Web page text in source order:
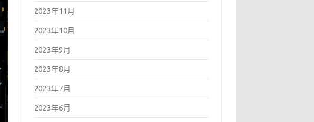
2023年11月
2023年10月
2023年9月
2023年8月
2023年7月
2023年6月